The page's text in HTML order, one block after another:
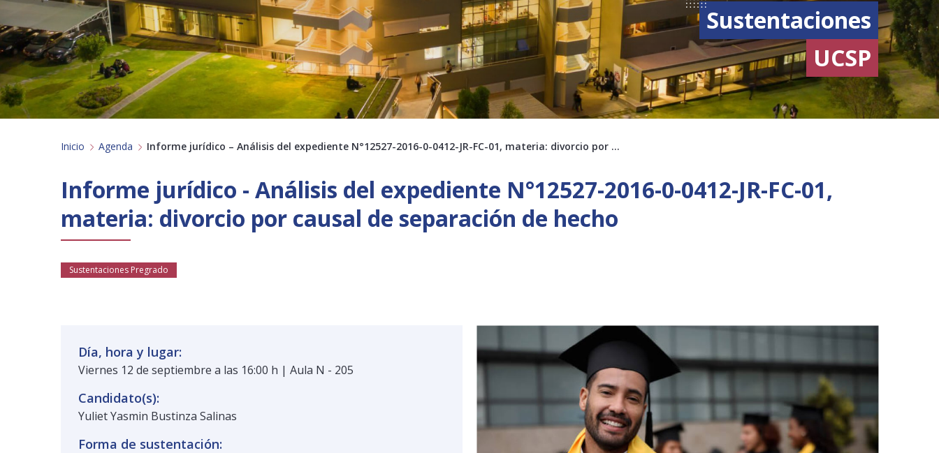
Sustentaciones
UCSP
Inicio Agenda Informe jurídico – Análisis del expediente N°12527-2016-0-0412-JR-FC-01, materia: divorcio por …
Informe jurídico - Análisis del expediente N°12527-2016-0-0412-JR-FC-01,
materia: divorcio por causal de separación de hecho
Sustentaciones Pregrado
Día, hora y lugar:
Viernes 12 de septiembre a las 16:00 h | Aula N - 205
Candidato(s):
Yuliet Yasmin Bustinza Salinas
Forma de sustentación: